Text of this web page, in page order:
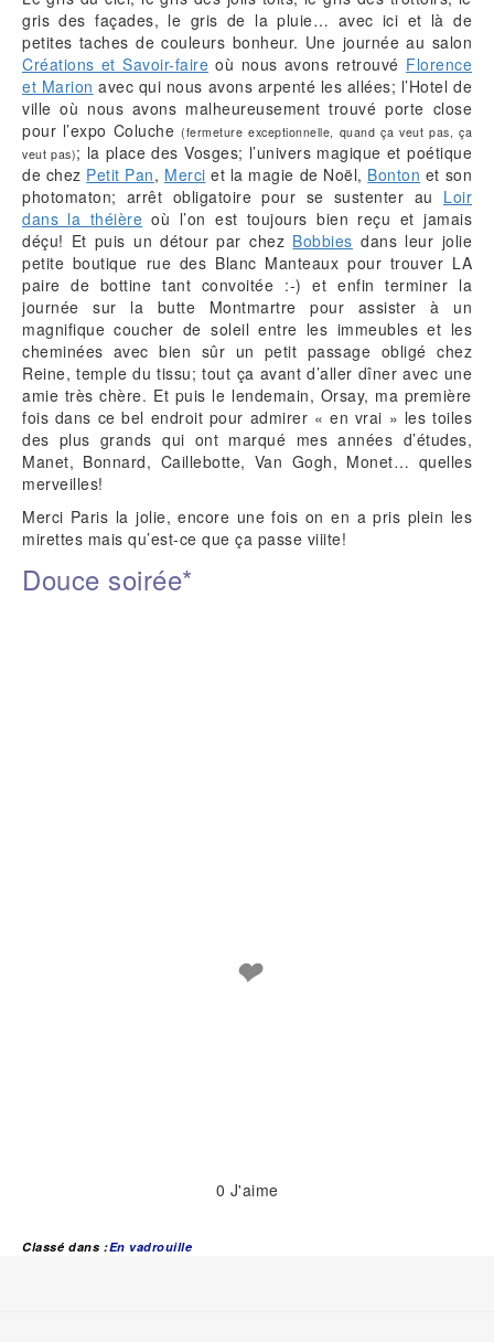
gris des façades, le gris de la pluie… avec ici et là de
petites taches de couleurs bonheur. Une journée au salon
Créations et Savoir-faire où nous avons retrouvé Florence
et Marion avec qui nous avons arpenté les allées; l’Hotel de
ville où nous avons malheureusement trouvé porte close
pour l’expo Coluche(fermeture exceptionnelle, quand ça veut pas, ça
veut pas); la place des Vosges; l’univers magique et poétique
de chez Petit Pan, Merci et la magie de Noël, Bonton et son
photomaton; arrêt obligatoire pour se sustenter au Loir
dans la théière où l’on est toujours bien reçu et jamais
déçu! Et puis un détour par chez Bobbies dans leur jolie
petite boutique rue des Blanc Manteaux pour trouver LA
paire de bottine tant convoitée :-) et enfin terminer la
journée sur la butte Montmartre pour assister à un
magnifique coucher de soleil entre les immeubles et les
cheminées avec bien sûr un petit passage obligé chez
Reine, temple du tissu; tout ça avant d’aller dîner avec une
amie très chère. Et puis le lendemain, Orsay, ma première
fois dans ce bel endroit pour admirer « en vrai » les toiles
des plus grands qui ont marqué mes années d’études,
Manet, Bonnard, Caillebotte, Van Gogh, Monet… quelles
merveilles!
Merci Paris la jolie, encore une fois on en a pris plein les
mirettes mais qu’est-ce que ça passe viiite!
Douce soirée*
❤
0 J'aime
Classé dans :En vadrouille